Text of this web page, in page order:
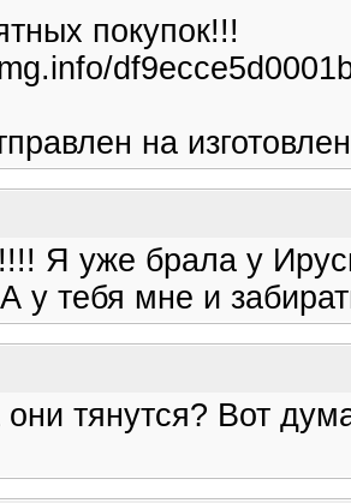
покупок!!!
на
Я уже брала у
у тебя мне и
они тянутся? Вот